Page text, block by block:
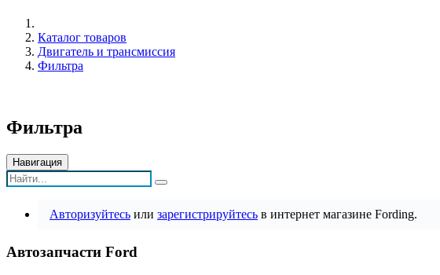
Каталог товаров
Двигатель и трансмиссия
Фильтра
Фильтра
Навигация
Авторизуйтесь или зарегистрируйтесь в интернет магазине Fording.
Автозапчасти Ford